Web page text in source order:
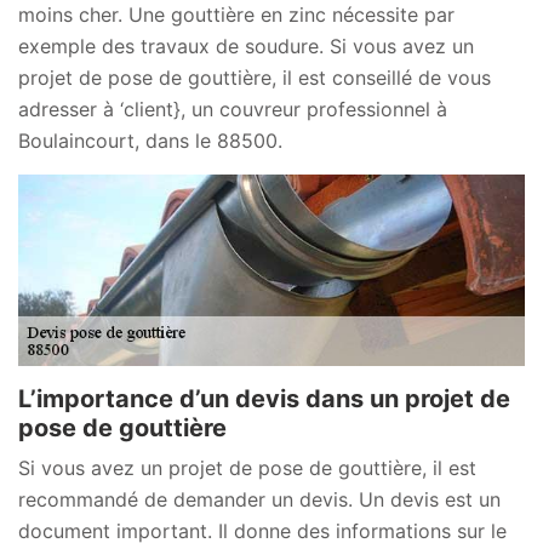
moins cher. Une gouttière en zinc nécessite par
exemple des travaux de soudure. Si vous avez un
projet de pose de gouttière, il est conseillé de vous
adresser à ‘client}, un couvreur professionnel à
Boulaincourt, dans le 88500.
L’importance d’un devis dans un projet de
pose de gouttière
Si vous avez un projet de pose de gouttière, il est
recommandé de demander un devis. Un devis est un
document important. Il donne des informations sur le